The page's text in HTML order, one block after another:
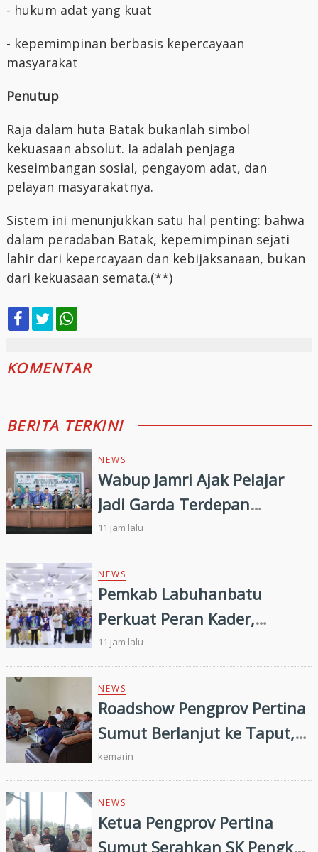
- hukum adat yang kuat
- kepemimpinan berbasis kepercayaan
masyarakat
Penutup
Raja dalam huta Batak bukanlah simbol
kekuasaan absolut. Ia adalah penjaga
keseimbangan sosial, pengayom adat, dan
pelayan masyarakatnya.
Sistem ini menunjukkan satu hal penting: bahwa
dalam peradaban Batak, kepemimpinan sejati
lahir dari kepercayaan dan kebijaksanaan, bukan
dari kekuasaan semata.(**)
KOMENTAR
BERITA TERKINI
NEWS
Wabup Jamri Ajak Pelajar
Jadi Garda Terdepan
Merawat Kerukunan di Era
Digital
11 jam lalu
NEWS
Pemkab Labuhanbatu
Perkuat Peran Kader,
Efektivitas Penurunan
Stunting Masih Menjadi
Tantangan Bersama
11 jam lalu
NEWS
Roadshow Pengprov Pertina
Sumut Berlanjut ke Taput,
Pengkab Siap Dukung
Pembinaan dan Targetkan
Prestasi di Porprovsu 2026
kemarin
NEWS
Ketua Pengprov Pertina
Sumut Serahkan SK Pengkab